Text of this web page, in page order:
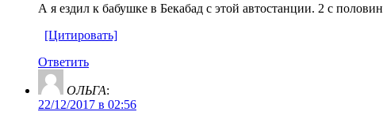
А я ездил к бабушке в Бекабад с этой автостанции. 2 с
[Цитировать]
Ответить
ОЛЬГА:
22/12/2017 в 02:56